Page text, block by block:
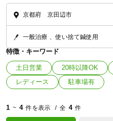
京都府 京田辺市
一般治療 使い捨て鍼使用
特徴・キーワード
土日営業 20時以降OK
レディース
駐車場有
1 ~ 4 件を表示 全 4 件
「健康にはりを見た」